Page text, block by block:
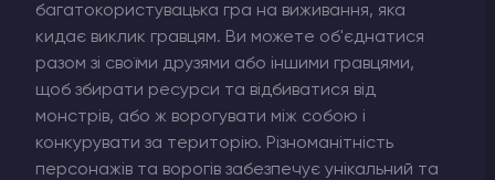
багатокористувацька гра на виживання, яка
кидає виклик гравцям. Ви можете об'єднатися
разом зі своїми друзями або іншими гравцями,
щоб збирати ресурси та відбиватися від
монстрів, або ж ворогувати між собою і
конкурувати за територію. Різноманітність
персонажів та ворогів забезпечує унікальний та